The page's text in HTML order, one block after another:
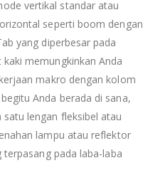
vertikal standar atau
seperti boom dengan
yang diperbesar pada
memungkinkan Anda
makro dengan kolom
Anda berada di sana,
lengan fleksibel atau
lampu atau reflektor
terpasang pada laba-laba